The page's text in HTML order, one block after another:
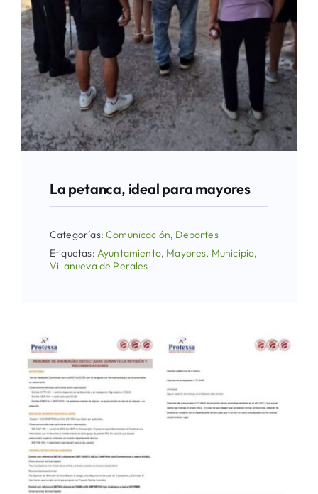
La petanca, ideal para mayores
Categorías:Comunicación, Deportes
Etiquetas: Ayuntamiento, Mayores, Municipio,
Villanueva de Perales